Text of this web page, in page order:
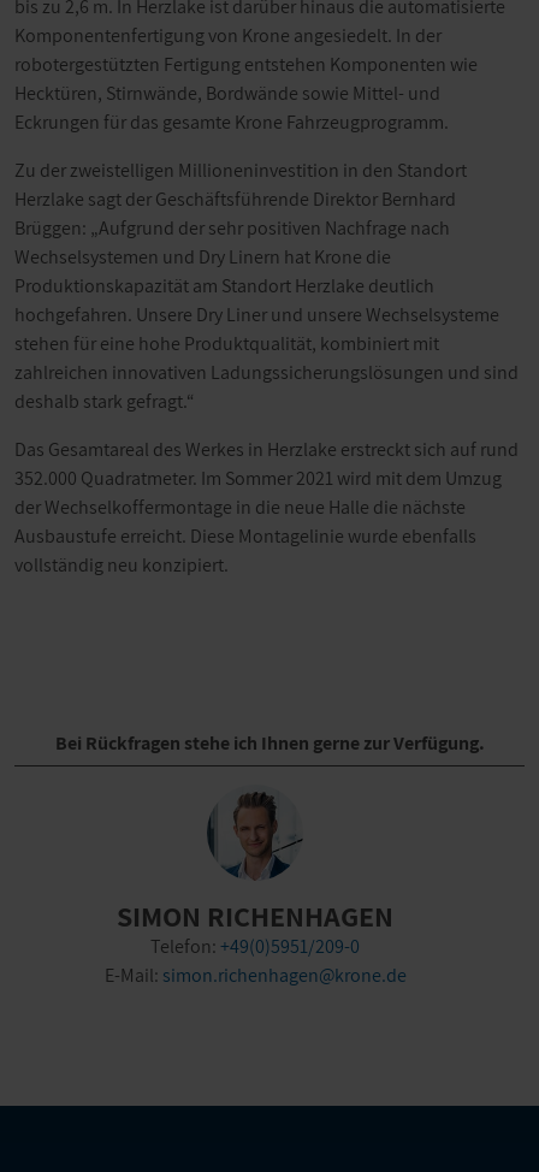
bis zu 2,6 m. In Herzlake ist darüber hinaus die automatisierte
Komponentenfertigung von Krone angesiedelt. In der
robotergestützten Fertigung entstehen Komponenten wie
Hecktüren, Stirnwände, Bordwände sowie Mittel- und
Eckrungen für das gesamte Krone Fahrzeugprogramm.
Zu der zweistelligen Millioneninvestition in den Standort
Herzlake sagt der Geschäftsführende Direktor Bernhard
Brüggen: „Aufgrund der sehr positiven Nachfrage nach
Wechselsystemen und Dry Linern hat Krone die
Produktionskapazität am Standort Herzlake deutlich
hochgefahren. Unsere Dry Liner und unsere Wechselsysteme
stehen für eine hohe Produktqualität, kombiniert mit
zahlreichen innovativen Ladungssicherungslösungen und sind
deshalb stark gefragt.“
Das Gesamtareal des Werkes in Herzlake erstreckt sich auf rund
352.000 Quadratmeter. Im Sommer 2021 wird mit dem Umzug
der Wechselkoffermontage in die neue Halle die nächste
Ausbaustufe erreicht. Diese Montagelinie wurde ebenfalls
vollständig neu konzipiert.
Bei Rückfragen stehe ich Ihnen gerne zur Verfügung.
SIMON RICHENHAGEN
Telefon:+49(0)5951/209-0
E-Mail: simon.richenhagen@krone.de